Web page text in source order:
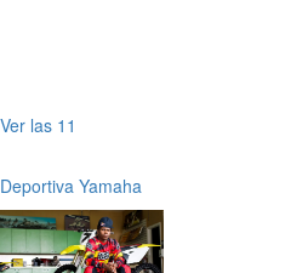
Ver las 11
Deportiva Yamaha